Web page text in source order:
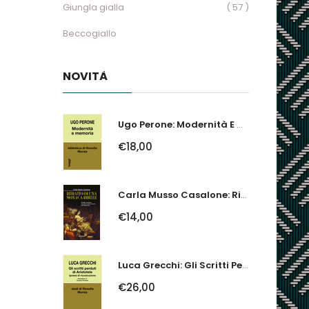
Giungla gialla
( 57 )
Beccogiallo
NOVITÀ
Ugo Perone: Modernità E Memoria
€18,00
Carla Musso Casalone: Ritratto Di Una Monaca Ribelle. Brigida Franzone,...
€14,00
Luca Grecchi: Gli Scritti Perduti Di Aristotele. Ipotesi Di Ricostruzione
€26,00